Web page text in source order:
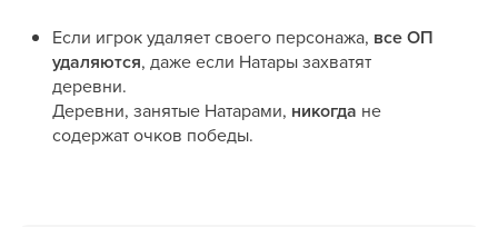
Если игрок удаляет своего персонажа, все ОП
удаляются, даже если Натары захватят
деревни.
Деревни, занятые Натарами, никогда не
содержат очков победы.